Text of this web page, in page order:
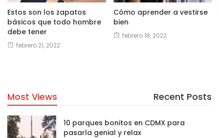
Estos son los zapatos
básicos que todo hombre
debe tener
febrero 21, 2022
Cómo aprender a vestirse
bien
febrero 18, 2022
Most Views Recent Posts
10 parques bonitos en CDMX para
pasarla genial y relax